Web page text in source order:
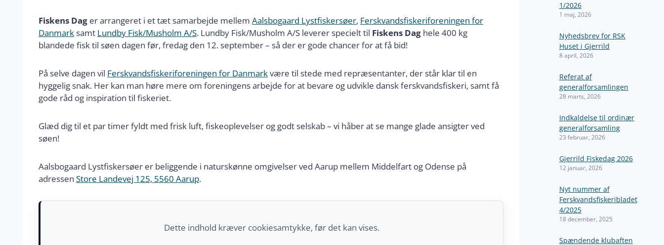
Fiskens Dag er arrangeret i et tæt samarbejde mellem Aalsbogaard Lystfiskersøer, Ferskvandsfiskeriforeningen for
Danmarksamt Lundby Fisk/Musholm A/S. Lundby Fisk/Musholm A/S leverer specielt til Fiskens Dag hele 400 kg
blandede fisk til søen dagen før, fredag den 12. september – så der er gode chancer for at få bid!
På selve dagen vil Ferskvandsfiskeriforeningen for Danmarkvære til stede med repræsentanter, der står klar til en
hyggelig snak. Her kan man høre mere om foreningens arbejde for at bevare og udvikle dansk ferskvandsfiskeri, samt få
gode råd og inspiration til fiskeriet.
Glæd dig til et par timer fyldt med frisk luft, fiskeoplevelser og godt selskab – vi håber at se mange glade ansigter ved
søen!
Aalsbogaard Lystfiskersøer er beliggende i naturskønne omgivelser ved Aarup mellem Middelfart og Odense på
adressen Store Landevej 125, 5560 Aarup.
Dette indhold kræver cookiesamtykke, før det kan vises.
1/2026
1 maj, 2026
Nyhedsbrev for RSK
Huset i Gjerrild
8 april, 2026
Referat af
generalforsamlingen
28 marts, 2026
Indkaldelse til ordinær
generalforsamling
23 februar, 2026
Gjerrild Fiskedag 2026
12 januar, 2026
Nyt nummer af
Ferskvandsfiskeribladet
4/2025
18 december, 2025
Spændende klubaften